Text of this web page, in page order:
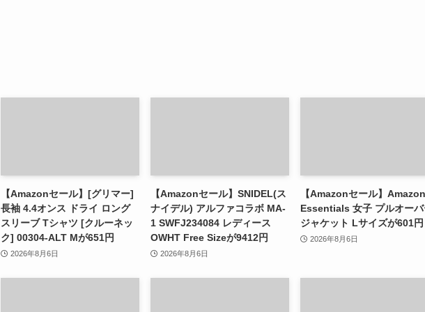
【Amazonセール】[グリマー]
長袖 4.4オンス ドライ ロング
スリーブ Tシャツ [クルーネッ
ク] 00304-ALT Mが651円
2026年8月6日
【Amazonセール】SNIDEL(ス
ナイデル) アルファコラボ MA-
1 SWFJ234084 レディース
OWHT Free Sizeが9412円
2026年8月6日
【Amazonセール】Amazon
Essentials 女子 プルオー
ジャケット Lサイズが601円
2026年8月6日